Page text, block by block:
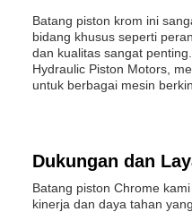
Batang piston krom ini
bidang khusus seperti
dan kualitas sangat
Hydraulic Piston Motors,
untuk berbagai mesin
Dukungan dan
Batang piston Chrome
kinerja dan daya tahan